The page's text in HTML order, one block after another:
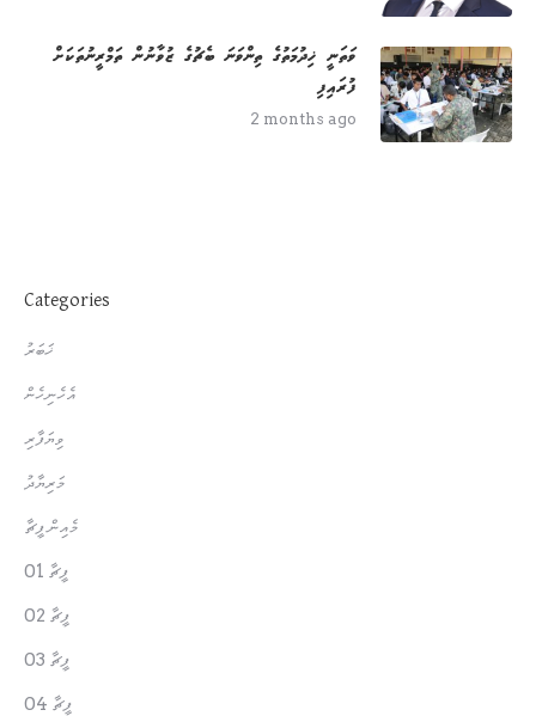
ވަތަނީ ޚިދުމަތުގެ ތިންވަނަ ބެޗުގެ ޒުވާނުން ތަމްރީނުތަކަށް
ފުރައިފި
2 months ago
Categories
ޚަބަރު
އެހެނިހެން
ވިޔަފާރި
މަރިޔާދު
މެއިން ފީޗާ
ފީޗާ 01
ފީޗާ 02
ފީޗާ 03
ފީޗާ 04